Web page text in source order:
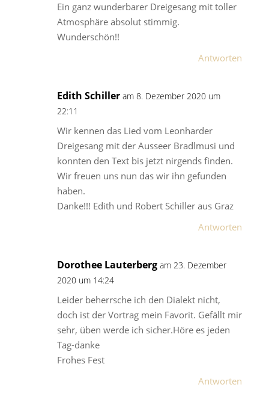
Ein ganz wunderbarer Dreigesang mit toller
Atmosphäre absolut stimmig.
Wunderschön!!
Antworten
Edith Schiller am 8. Dezember 2020 um
22:11
Wir kennen das Lied vom Leonharder
Dreigesang mit der Ausseer Bradlmusi und
konnten den Text bis jetzt nirgends finden.
Wir freuen uns nun das wir ihn gefunden
haben.
Danke!!! Edith und Robert Schiller aus Graz
Antworten
Dorothee Lauterberg am 23. Dezember
2020 um 14:24
Leider beherrsche ich den Dialekt nicht,
doch ist der Vortrag mein Favorit. Gefällt mir
sehr, üben werde ich sicher.Höre es jeden
Tag-danke
Frohes Fest
Antworten